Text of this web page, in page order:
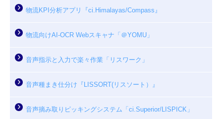
物流KPI分析アプリ『ci.Himalayas/Compass』
物流向けAI-OCR Webスキャナ「＠YOMU」
音声指示と入力で楽々作業「リスワーク」
音声種まき仕分け『LISSORT(リスソート）』
音声摘み取りピッキングシステム「ci.Superior/LISPICK」